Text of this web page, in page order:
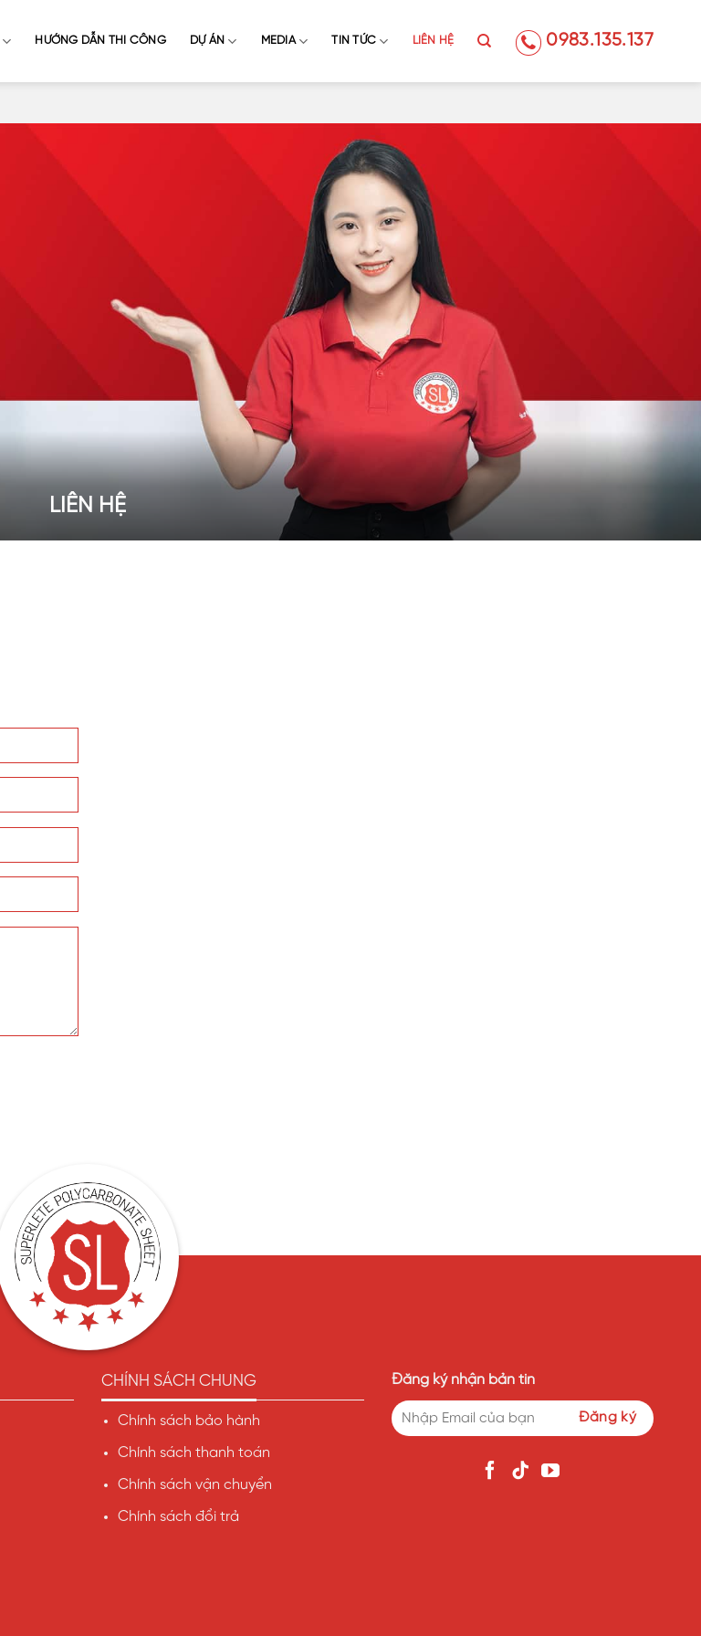
HƯỚNG DẪN THI CÔNG DỰ ÁN MEDIA TIN TỨC LIÊN HỆ 0983.135.137
LIÊN HỆ
CHÍNH SÁCH CHUNG
Chính sách bảo hành
Chính sách thanh toán
Chính sách vận chuyển
Chính sách đổi trả
Đăng ký nhận bản tin